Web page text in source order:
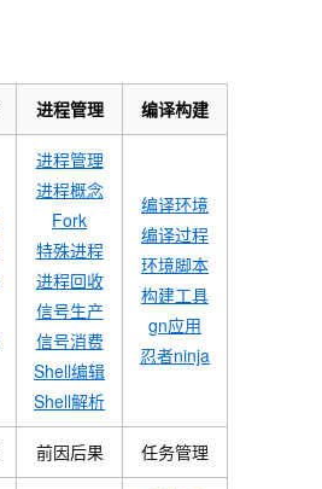
进程管理 编译构建
进程管理
进程概念
Fork
特殊进程
进程回收
信号生产
信号消费
Shell编辑
Shell解析
编译环境
编译过程
环境脚本
构建工具
gn应用
忍者ninja
前因后果 任务管理